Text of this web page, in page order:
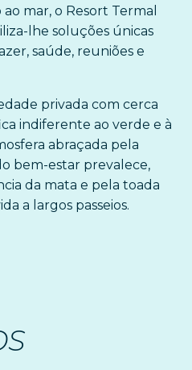
mar, o Resort Termal
lhe soluções únicas
saúde, reuniões e
privada com cerca
indiferente ao verde e à
abraçada pela
bem-estar prevalece,
da mata e pela toada
a largos passeios.